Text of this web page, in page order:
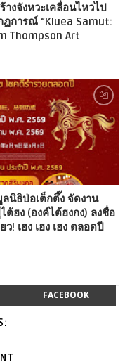
างจังหวะเคลื่อนไหวไป
การณ์ “Kluea Samut:
Thompson Art
นิธิป่อเต็กตึ๊ง จัดงาน
ฮง (องค์ไต้ฮงกง) ลงชื่อ
! เฮง เฮง เฮง ตลอดปี
FACEBOOK